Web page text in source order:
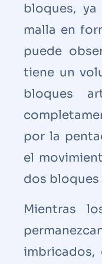
bloques,
malla en
puede
tiene un
bloques
por la
el
dos bloques
Mientras
imbricados,